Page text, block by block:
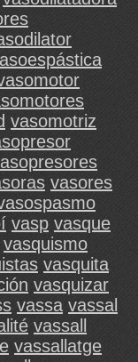
vasomotriz
vasores
vasp vasque
vasquismo
vasquita
vasquizar
vassa vassal
vassall
vassallatge